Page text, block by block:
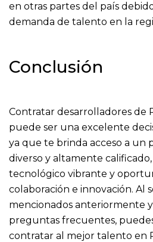
en otras partes del país
demanda de talento en la
Conclusión
Contratar desarrolladores de
puede ser una excelente
ya que te brinda acceso a un
diverso y altamente
tecnológico vibrante y
colaboración e innovación. Al
mencionados anteriormente
preguntas frecuentes,
contratar al mejor talento en